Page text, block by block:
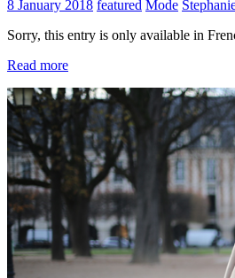
8 January 2018 featured Mode
Sorry, this entry is only available in
Read more